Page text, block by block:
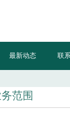
最新动态 联
范围